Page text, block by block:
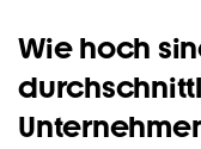
Wie hoch